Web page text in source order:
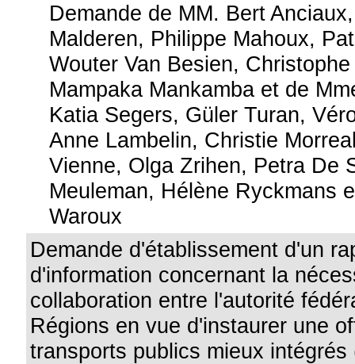
Demande de MM. Bert
Malderen, Philippe Mahoux,
Wouter Van Besien,
Mampaka Mankamba et de
Katia Segers, Güler Turan,
Anne Lambelin, Christie
Vienne, Olga Zrihen, Petra De
Meuleman, Hélène Ryckmans
Waroux
Demande d'établissement d'un
d'information concernant la
collaboration entre l'autorité
Régions en vue d'instaurer une
transports publics mieux intégrés